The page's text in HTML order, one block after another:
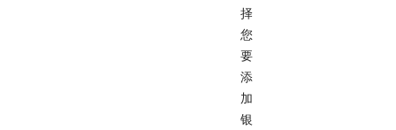
择
您
要
添
加
银